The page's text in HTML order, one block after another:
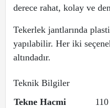
derece rahat, kolay ve
Tekerlek jantlarında
yapılabilir. Her iki
altındadır.
Teknik Bilgiler
Tekne Hacmi